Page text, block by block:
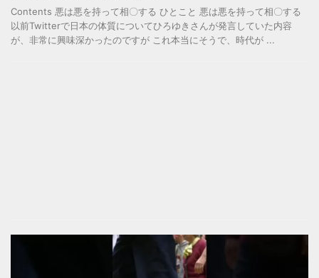
Contents 悪は悪を持って相〇する ひとこと 悪は悪を持って相〇する
以前Twitterで日本の体質についてひろゆきさんが発言していた内容
が、非常に興味深かったのですが これ本当にそうで、時代が ...